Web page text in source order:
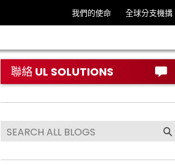
我們的使命 全球分支機搆
聯絡 UL SOLUTIONS